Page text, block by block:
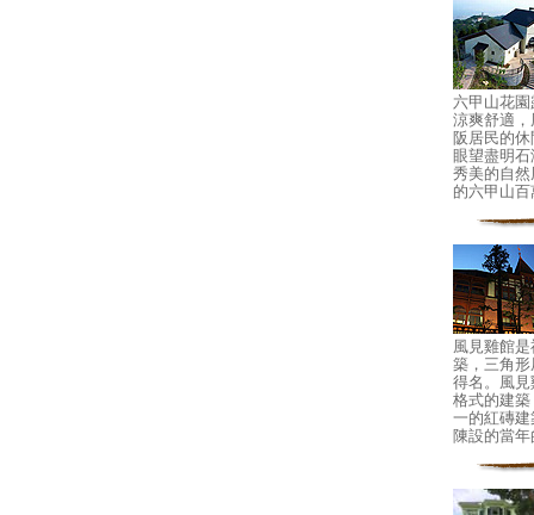
六甲山花
涼爽舒適
阪居民的
眼望盡明
秀美的自
的六甲山
風見雞館
築，三角
得名。風
格式的建
一的紅磚
陳設的當